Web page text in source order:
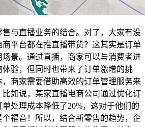
与直播业务的结合。对了，大家有没
平台都在推直播带货？这其实是订单
景。通过直播，商家可以与消费者进
验，但同时也带来了订单激增的挑
商家需要借助高效的订单管理服务来
如说，某家直播电商公司通过优化订
处理成本降低了20%，这对于他们的
福音！所以，结合新零售的趋势，企